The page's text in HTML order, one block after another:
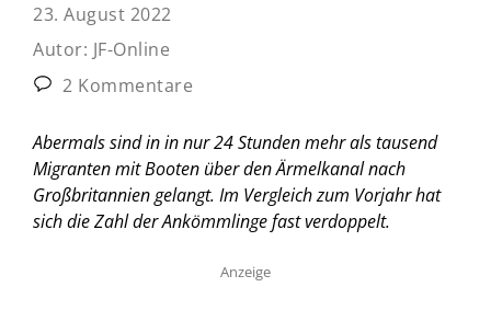
23. August 2022
Autor: JF-Online
2 Kommentare
Abermals sind in in nur 24 Stunden mehr als tausend
Migranten mit Booten über den Ärmelkanal nach
Großbritannien gelangt. Im Vergleich zum Vorjahr hat
sich die Zahl der Ankömmlinge fast verdoppelt.
Anzeige